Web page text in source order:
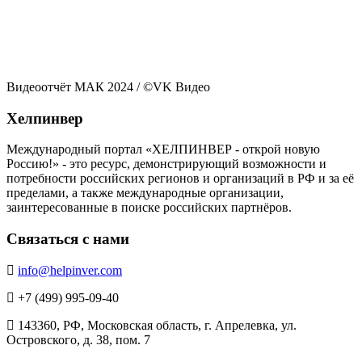
Видеоотчёт МАК 2024 / ©VK Видео
Хелпинвер
Международный портал «ХЕЛПИНВЕР - открой новую
Россию!» - это ресурс, демонстрирующий возможности и
потребности российских регионов и организаций в РФ и за её
пределами, а также международные организации,
заинтересованные в поиске российских партнёров.
Связаться с нами
info@helpinver.com
+7 (499) 995-09-40
143360, РФ, Московская область, г. Апрелевка, ул.
Островского, д. 38, пом. 7